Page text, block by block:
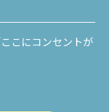
こにコンセントが